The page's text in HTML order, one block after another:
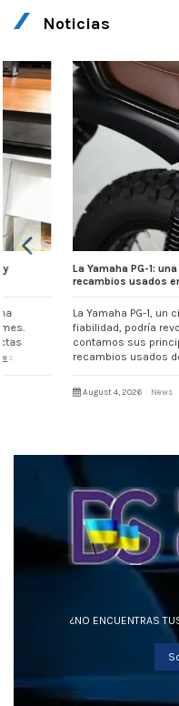
Noticias
La Yamaha PG-1: una
recambios usados en España
La Yamaha PG-1, un
fiabilidad, podría revolucionar el
contamos sus principales
recambios usados de calidad
August 4, 2026 News Desguace
¿NO ENCUENTRAS